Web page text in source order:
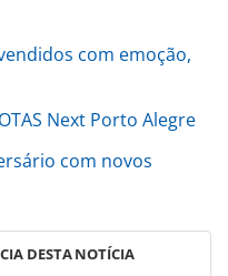
com emoção,
Next Porto Alegre
com novos
DESTA NOTÍCIA